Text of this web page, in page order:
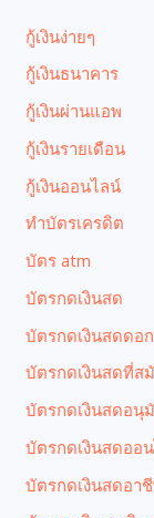
กู้เงินง่ายๆ
กู้เงินธนาคาร
กู้เงินผ่านแอพ
กู้เงินรายเดือน
กู้เงินออนไลน์
ทำบัตรเครดิต
บัตร atm
บัตรกดเงินสด
บัตรกดเงินสดดอ
บัตรกดเงินสดที่ส
บัตรกดเงินสดอนุ
บัตรกดเงินสดออ
บัตรกดเงินสดอา